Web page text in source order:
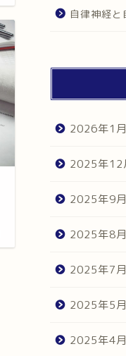
自律神経
2026年1月
2025年12
2025年9月
2025年8月
2025年7月
2025年5月
2025年4月